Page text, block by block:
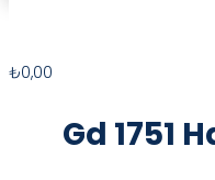
₺0,00
Gd 1751